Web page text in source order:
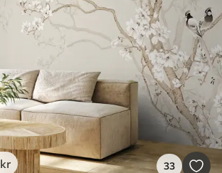
kr 33